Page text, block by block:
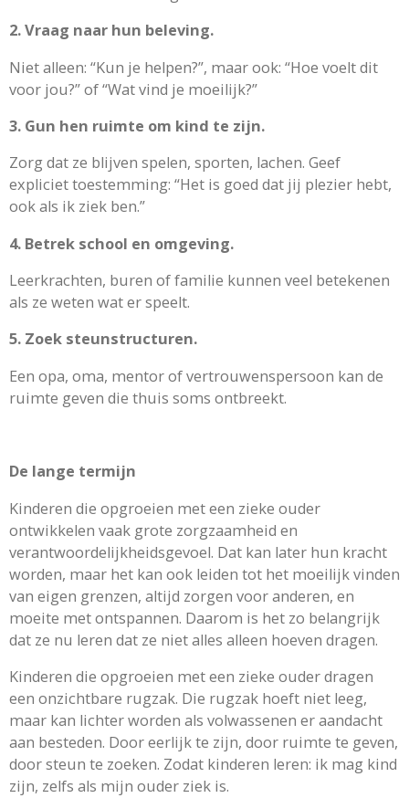
2. Vraag naar hun beleving.
Niet alleen: “Kun je helpen?”, maar ook: “Hoe voelt dit
voor jou?” of “Wat vind je moeilijk?”
3. Gun hen ruimte om kind te zijn.
Zorg dat ze blijven spelen, sporten, lachen. Geef
expliciet toestemming: “Het is goed dat jij plezier hebt,
ook als ik ziek ben.”
4. Betrek school en omgeving.
Leerkrachten, buren of familie kunnen veel betekenen
als ze weten wat er speelt.
5. Zoek steunstructuren.
Een opa, oma, mentor of vertrouwenspersoon kan de
ruimte geven die thuis soms ontbreekt.
De lange termijn
Kinderen die opgroeien met een zieke ouder
ontwikkelen vaak grote zorgzaamheid en
verantwoordelijkheidsgevoel. Dat kan later hun kracht
worden, maar het kan ook leiden tot het moeilijk vinden
van eigen grenzen, altijd zorgen voor anderen, en
moeite met ontspannen. Daarom is het zo belangrijk
dat ze nu leren dat ze niet alles alleen hoeven dragen.
Kinderen die opgroeien met een zieke ouder dragen
een onzichtbare rugzak. Die rugzak hoeft niet leeg,
maar kan lichter worden als volwassenen er aandacht
aan besteden. Door eerlijk te zijn, door ruimte te geven,
door steun te zoeken. Zodat kinderen leren: ik mag kind
zijn, zelfs als mijn ouder ziek is.